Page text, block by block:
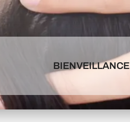
BIENVEILLANCE